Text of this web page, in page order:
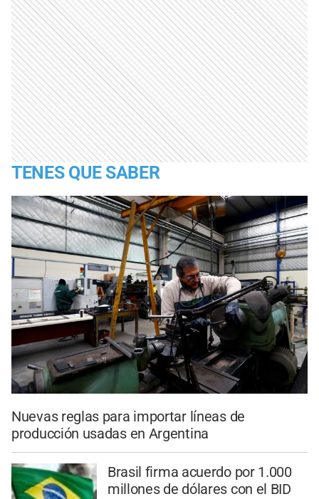
TENES QUE SABER
Nuevas reglas para importar líneas de
producción usadas en Argentina
Brasil firma acuerdo por 1.000
millones de dólares con el BID